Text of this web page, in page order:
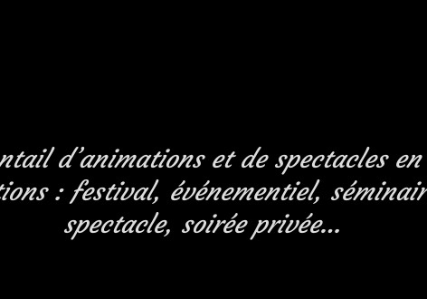
d’animations et de spectacles
: festival, événementiel,
spectacle, soirée privée…